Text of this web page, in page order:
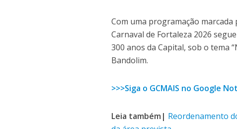
Com uma programação
Carnaval de Fortaleza 2026
300 anos da Capital, sob o tema
Bandolim.
>>>Siga o GCMAIS no Google
Leia também| Reordenamento